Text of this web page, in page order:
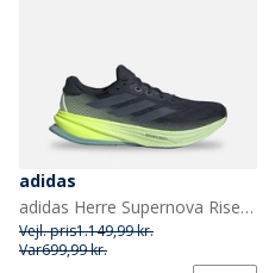
adidas
adidas Herre Supernova Rise 2 Neutrale Løbesko Aurora Ink/Preloved Ink/Semi Green Spark
Vejl. pris1.149,99 kr.
Var699,99 kr.